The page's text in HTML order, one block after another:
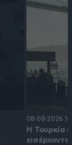
08·08·2026
Η Τουρκία